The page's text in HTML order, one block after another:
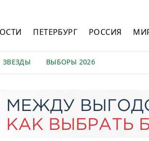
ПЕТЕРБУРГ РОССИЯ
ЗВЕЗДЫ ВЫБОРЫ 2026